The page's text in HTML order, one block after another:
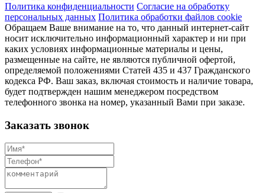
Политика конфиденциальности Согласие на обработку
персональных данных Политика обработки файлов cookie
Обращаем Ваше внимание на то, что данный интернет-сайт
носит исключительно информационный характер и ни при
каких условиях информационные материалы и цены,
размещенные на сайте, не являются публичной офертой,
определяемой положениями Статей 435 и 437 Гражданского
кодекса РФ. Ваш заказ, включая стоимость и наличие товара,
будет подтвержден нашим менеджером посредством
телефонного звонка на номер, указанный Вами при заказе.
Заказать звонок